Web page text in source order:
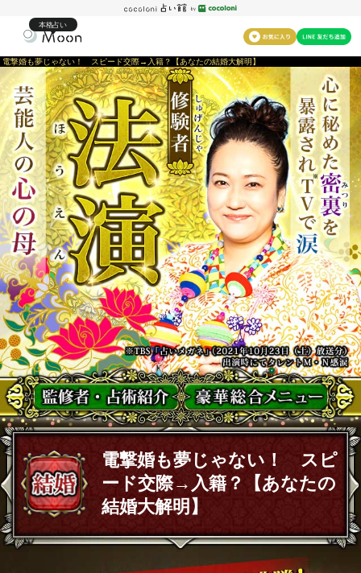
本格占い
電撃婚も夢じゃない！ スピード交際→入籍？【あなたの結婚大解明】
電撃婚も夢じゃない！ スピ
ード交際→入籍？【あなたの
結婚大解明】